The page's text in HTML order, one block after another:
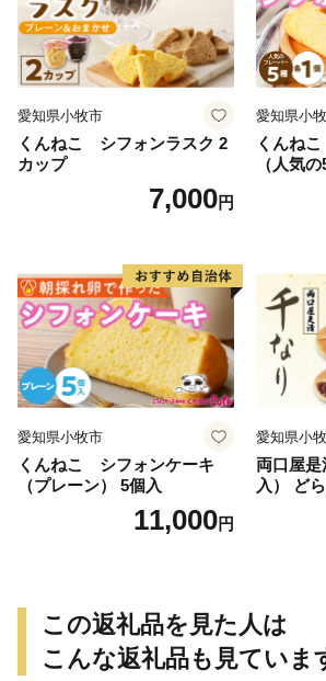
愛知県小牧市
くんねこ シフォンラスク 2
カップ
7,000円
愛知県小
くんね
（人気
愛知県小牧市
くんねこ シフォンケーキ
（プレーン） 5個入
11,000円
愛知県小
両口屋
入） どら焼き どらやき 手土
産 お土
豆 抹茶
この返礼品を見た人は
こんな返礼品も見ていま